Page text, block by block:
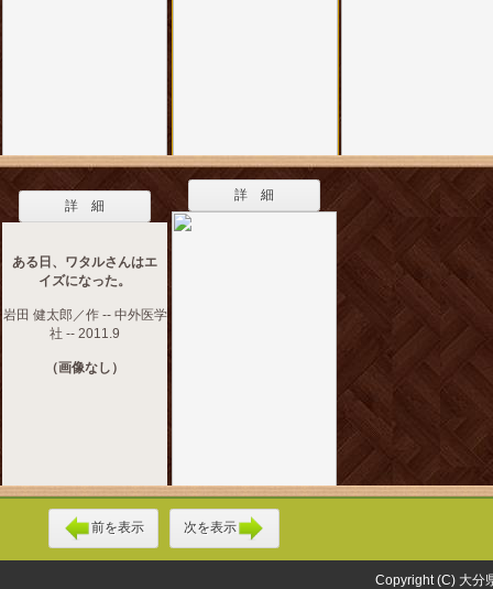
詳 細
ある日、ワタルさんはエ
イズになった。
岩田 健太郎／作 -- 中外医学
社 -- 2011.9
（画像なし）
詳 細
前を表示 次を表示
Copyright (C) 大分